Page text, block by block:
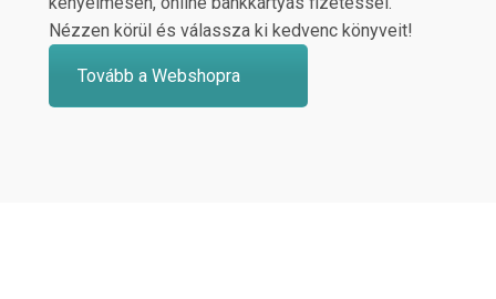
Nézzen körül és válassza ki kedvenc könyveit!
Tovább a Webshopra